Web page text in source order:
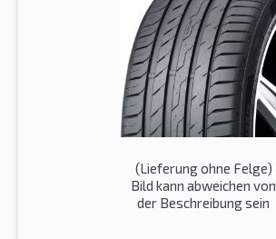
(Lieferung ohne Felge)
Bild kann abweichen von
der Beschreibung sein